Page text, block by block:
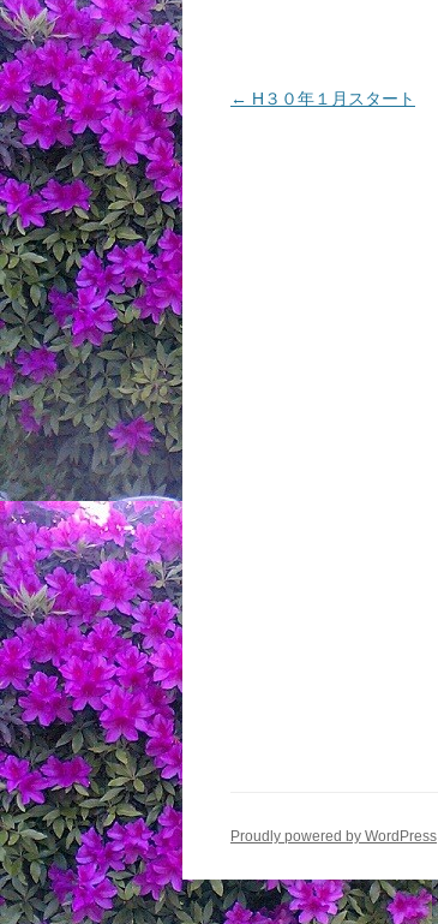
投
← H３０年１月スタート
Proudly powered by WordPress